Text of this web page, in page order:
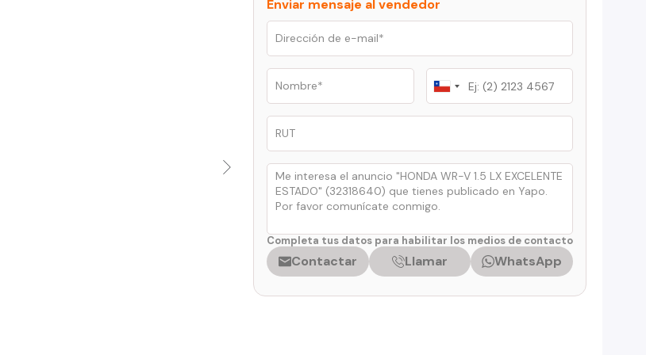
Enviar mensaje al vendedor
Chile
+56
Completa tus datos para habilitar los medios de contacto
Contactar Llamar WhatsApp